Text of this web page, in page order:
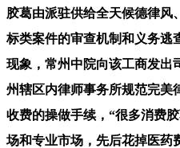
胶葛由派驻供给全天候德律风
标类案件的审查机制和义务逃
现象，常州中院向该工商发出
州辖区内律师事务所规范完美
收费的操做手续，“很多消费
场和专业市场，先后花掉医药